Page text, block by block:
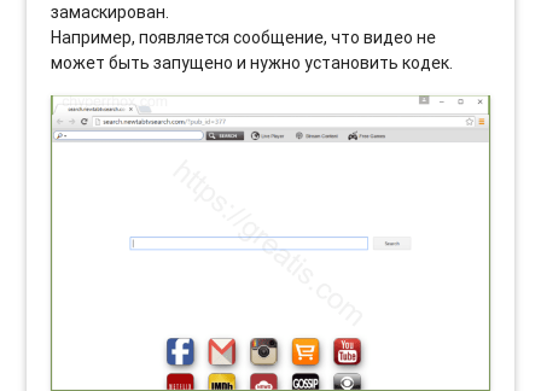
замаскирован.
Например, появляется сообщение, что видео не
может быть запущено и нужно установить кодек.